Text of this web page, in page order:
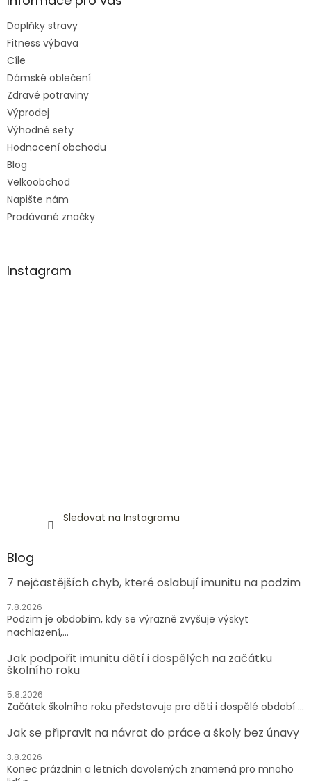
Doplňky stravy
Fitness výbava
Cíle
Dámské oblečení
Zdravé potraviny
Výprodej
Výhodné sety
Hodnocení obchodu
Blog
Velkoobchod
Napište nám
Prodávané značky
Instagram
Sledovat na Instagramu
Blog
7 nejčastějších chyb, které oslabují imunitu na podzim
7.8.2026
Podzim je obdobím, kdy se výrazně zvyšuje výskyt
nachlazení,...
Jak podpořit imunitu dětí i dospělých na začátku
školního roku
5.8.2026
Začátek školního roku představuje pro děti i dospělé období ...
Jak se připravit na návrat do práce a školy bez únavy
3.8.2026
Konec prázdnin a letních dovolených znamená pro mnoho